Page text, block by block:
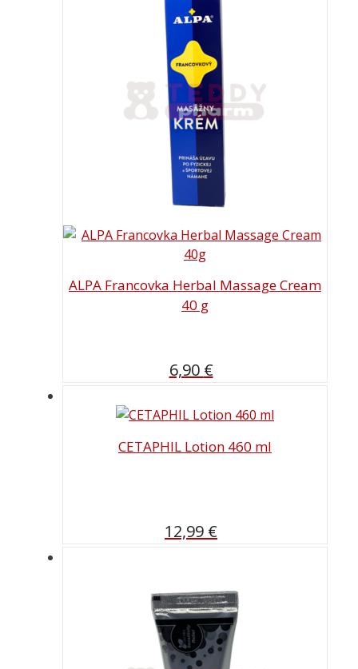
ALPA Francovka Herbal Massage Cream
40 g
6,90 €
CETAPHIL Lotion 460 ml
12,99 €